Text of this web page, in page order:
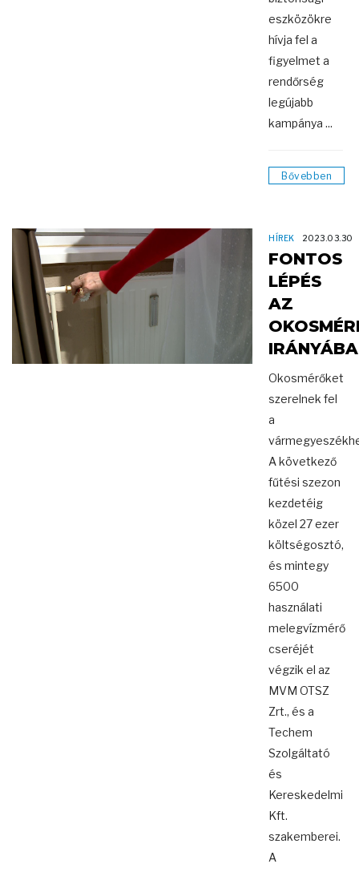
eszközökre
hívja fel a
figyelmet a
rendőrség
legújabb
kampánya ...
Bővebben
HÍREK 2023.03.30
FONTOS
LÉPÉS
AZ
IRÁNYÁBA
Okosmérőket
szerelnek fel
a
A következő
fűtési szezon
kezdetéig
közel 27 ezer
költségosztó,
és mintegy
6500
használati
melegvízmérő
cseréjét
végzik el az
MVM OTSZ
Zrt., és a
Techem
Szolgáltató
és
Kereskedelmi
Kft.
szakemberei.
A